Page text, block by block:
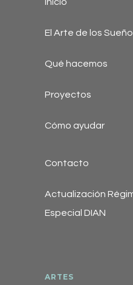
Inicio
El Arte de los
Qué hacemos
Proyectos
Cómo ayudar
Contacto
Actualización
Especial DIAN
ARTES